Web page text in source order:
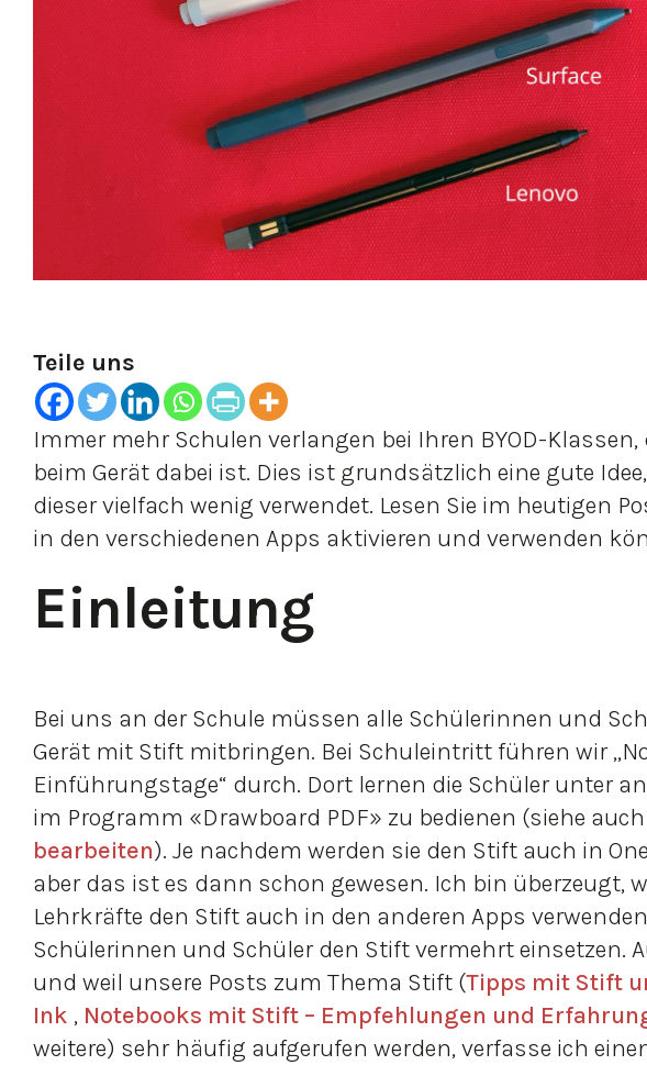
Teile uns
Immer mehr Schulen verlangen bei Ihren BYOD-
beim Gerät dabei ist. Dies ist grundsätzlich eine gute
dieser vielfach wenig verwendet. Lesen Sie im heutigen
in den verschiedenen Apps aktivieren und verwenden
Einleitung
Bei uns an der Schule müssen alle Schülerinnen und
Gerät mit Stift mitbringen. Bei Schuleintritt führen wir
Einführungstage“ durch. Dort lernen die Schüler unter
im Programm «Drawboard PDF» zu bedienen (siehe auch
bearbeiten). Je nachdem werden sie den Stift auch in
aber das ist es dann schon gewesen. Ich bin überzeugt,
Lehrkräfte den Stift auch in den anderen Apps
Schülerinnen und Schüler den Stift vermehrt einsetzen.
und weil unsere Posts zum Thema Stift (Tipps mit Stift
Ink , Notebooks mit Stift – Empfehlungen und
weitere) sehr häufig aufgerufen werden, verfasse ich